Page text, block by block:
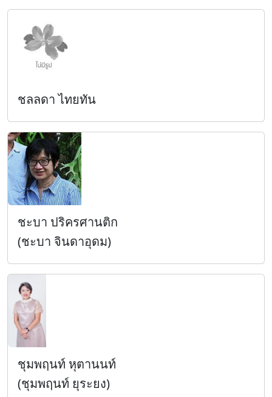
ชลลดา ไทยทัน
ชะบา ปริครศานติก
(ชะบา จินดาอุดม)
ชุมพฤนท์ หุตานนท์
(ชุมพฤนท์ ยุระยง)